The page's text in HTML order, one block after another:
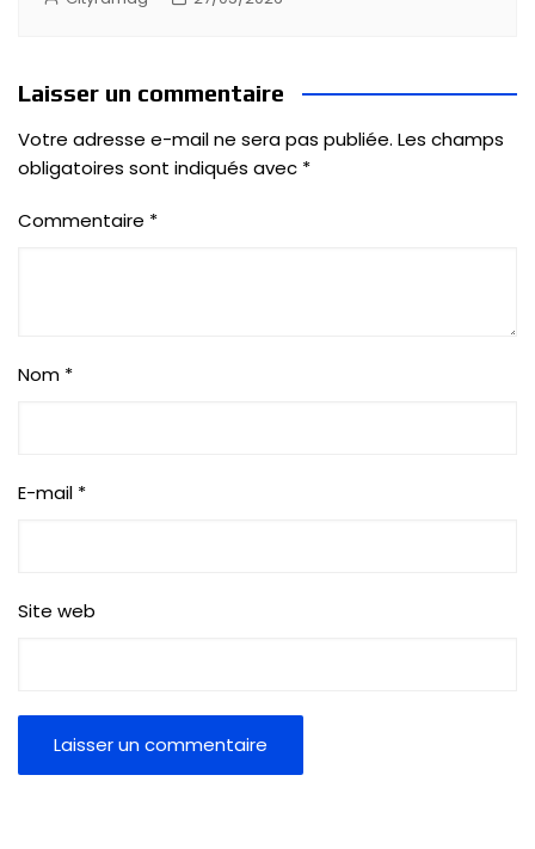
Laisser un commentaire
Votre adresse e-mail ne sera pas publiée. Les champs
obligatoires sont indiqués avec *
Commentaire *
Nom *
E-mail *
Site web